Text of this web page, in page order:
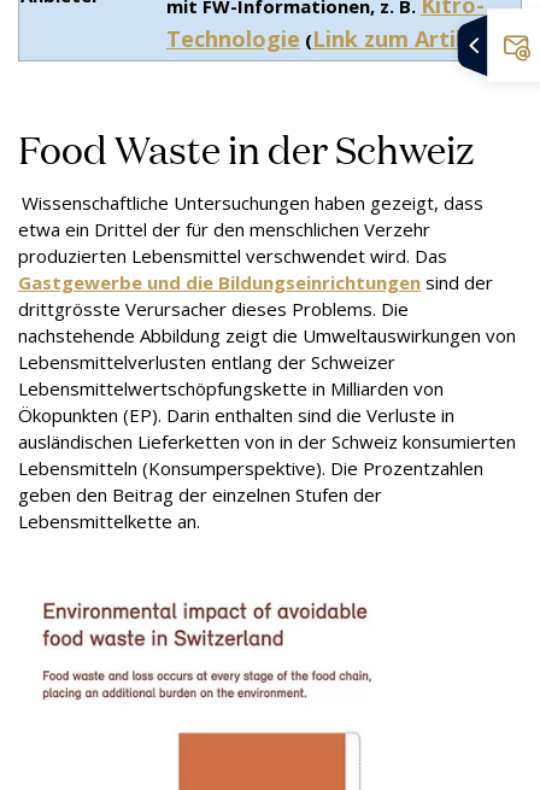
mit FW-Informationen, z. B.
Technologie (Link zum Artikel
Food Waste in der Schweiz
Wissenschaftliche Untersuchungen haben gezeigt, dass
etwa ein Drittel der für den menschlichen Verzehr
produzierten Lebensmittel verschwendet wird. Das
Gastgewerbe und die Bildungseinrichtungen sind der
drittgrösste Verursacher dieses Problems. Die
nachstehende Abbildung zeigt die Umweltauswirkungen von
Lebensmittelverlusten entlang der Schweizer
Lebensmittelwertschöpfungskette in Milliarden von
Ökopunkten (EP). Darin enthalten sind die Verluste in
ausländischen Lieferketten von in der Schweiz konsumierten
Lebensmitteln (Konsumperspektive). Die Prozentzahlen
geben den Beitrag der einzelnen Stufen der
Lebensmittelkette an.